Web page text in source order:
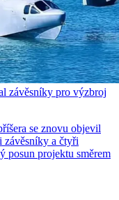
závěsníky pro výzbroj
se znovu objevil
a čtyři
posun projektu směrem